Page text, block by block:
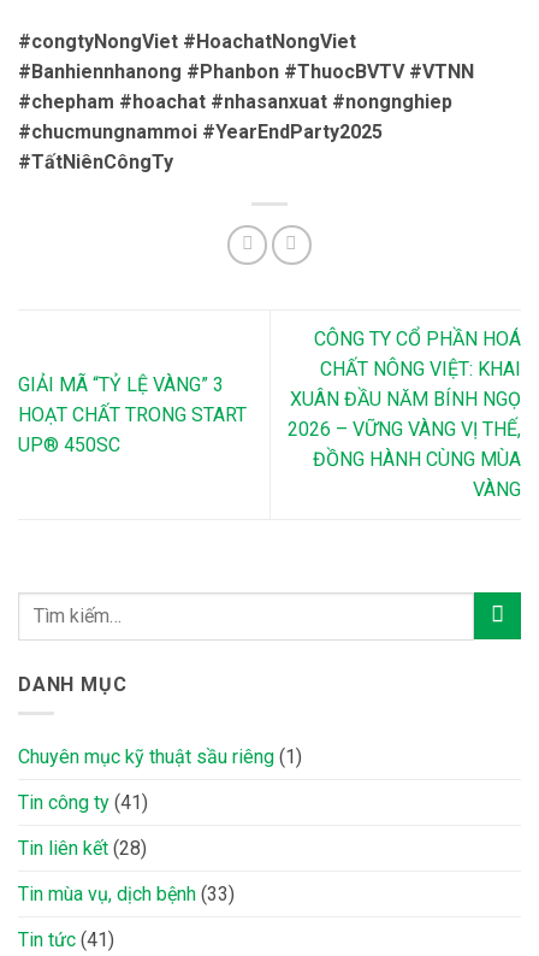
#congtyNongViet #HoachatNongViet
#Banhiennhanong #Phanbon #ThuocBVTV #VTNN
#chepham #hoachat #nhasanxuat #nongnghiep
#chucmungnammoi #YearEndParty2025
#TấtNiênCôngTy
GIẢI MÃ “TỶ LỆ VÀNG” 3
HOẠT CHẤT TRONG START
UP® 450SC
CÔNG TY CỔ PHẦN HOÁ
CHẤT NÔNG VIỆT: KHAI
XUÂN ĐẦU NĂM BÍNH NGỌ
2026 – VỮNG VÀNG VỊ THẾ,
ĐỒNG HÀNH CÙNG MÙA
VÀNG
DANH MỤC
Chuyên mục kỹ thuật sầu riêng (1)
Tin công ty (41)
Tin liên kết (28)
Tin mùa vụ, dịch bệnh (33)
Tin tức (41)